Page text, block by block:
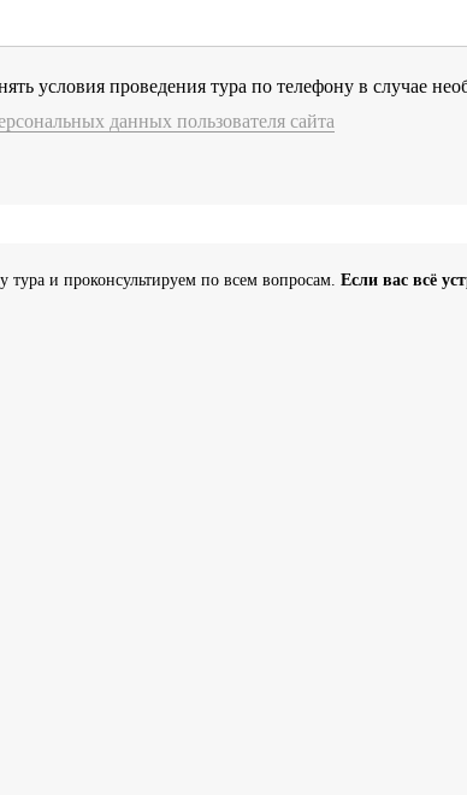
условия проведения тура по телефону в случае
данных пользователя сайта
и проконсультируем по всем вопросам. Если вас всё